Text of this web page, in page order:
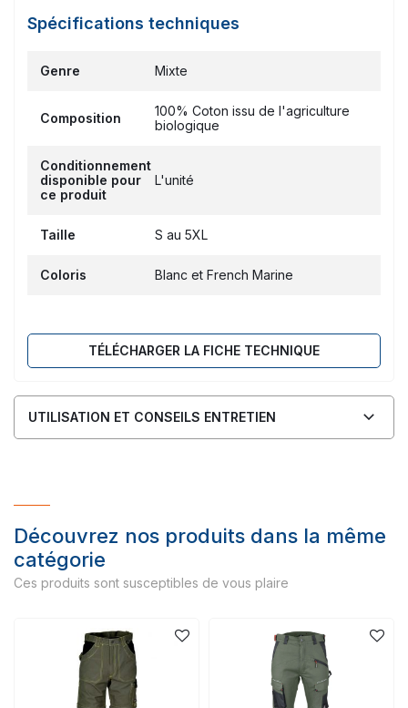
Spécifications techniques
Genre Mixte
Composition
100% Coton issu de l'agriculture
biologique
Conditionnement
disponible pour
ce produit
L'unité
Taille S au 5XL
Coloris Blanc et French Marine
TÉLÉCHARGER LA FICHE TECHNIQUE
UTILISATION ET CONSEILS ENTRETIEN
Découvrez nos produits dans la même
catégorie
Ces produits sont susceptibles de vous plaire